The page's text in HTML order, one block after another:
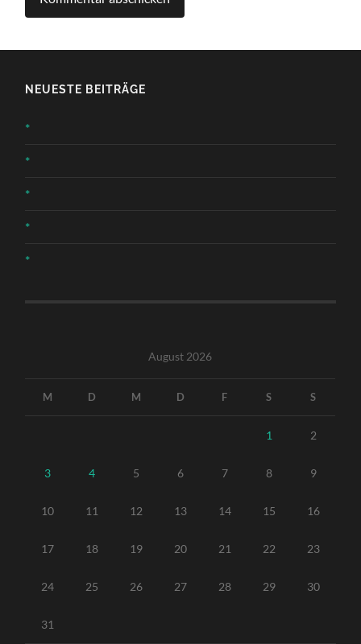
NEUESTE BEITRÄGE
*
*
*
*
*
August 2026
M D M D F S S
1 2
3 4 5 6 7 8 9
10 11 12 13 14 15 16
17 18 19 20 21 22 23
24 25 26 27 28 29 30
31